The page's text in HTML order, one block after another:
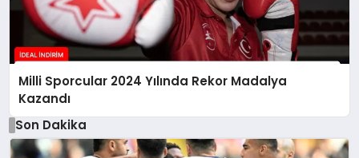
Milli Sporcular 2024 Yılında Rekor Madalya
Kazandı
Son Dakika